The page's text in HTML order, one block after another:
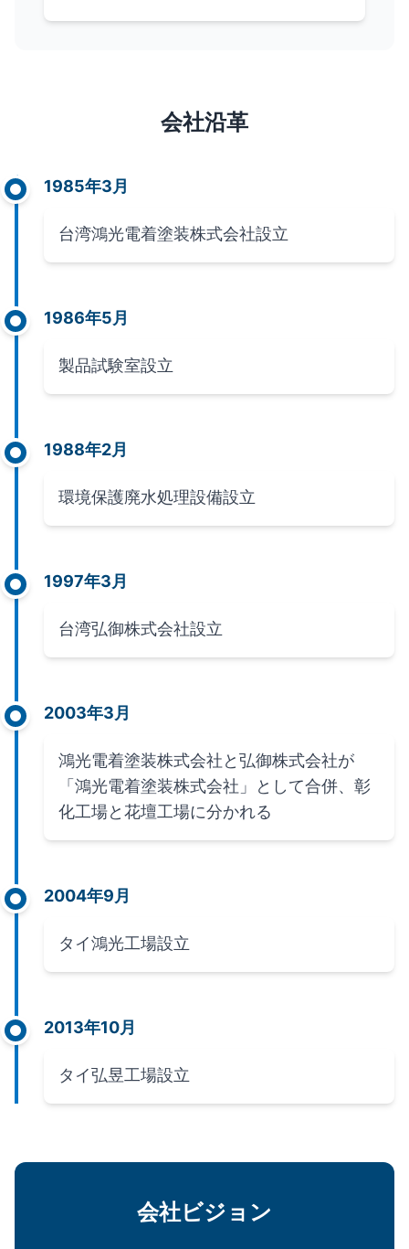
会社沿革
1985年3月
台湾鴻光電着塗装株式会社設立
1986年5月
製品試験室設立
1988年2月
環境保護廃水処理設備設立
1997年3月
台湾弘御株式会社設立
2003年3月
鴻光電着塗装株式会社と弘御株式会社が
「鴻光電着塗装株式会社」として合併、彰
化工場と花壇工場に分かれる
2004年9月
タイ鴻光工場設立
2013年10月
タイ弘昱工場設立
会社ビジョン